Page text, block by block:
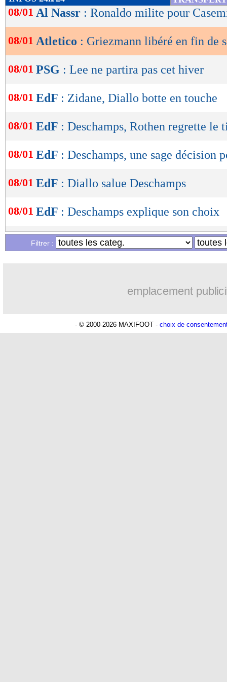
de
OK
08/01 Al Nassr : Ronaldo milite pour
08/01 Atletico : Griezmann libéré en fin de
08/01 PSG : Lee ne partira pas cet hiver
08/01 EdF : Zidane, Diallo botte en touche
08/01 EdF : Deschamps, Rothen regrette le
08/01 EdF : Deschamps, une sage décision
08/01 EdF : Diallo salue Deschamps
08/01 EdF : Deschamps explique son choix
Liste des brèves du mar. 7 janvier
Filtrer :
emplacement
- © 2000-2026 MAXIFOOT - choix de